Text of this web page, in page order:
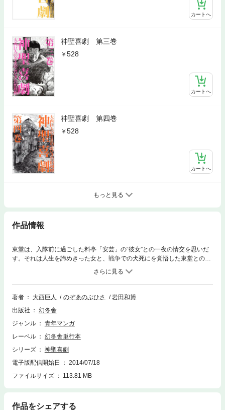
カートへ
神聖喜劇 第三巻
528
カートへ
神聖喜劇 第四巻
528
カートへ
もっと見る
作品情報
東堂は、入隊前に過ごした料亭「安芸」の“彼女”との一夜の情交を思いだ
す。それは人生を諦めきった女と、戦争での犬死にを覚悟した東堂との、
互いに斬り込むがごとき言葉と性の応酬だった。
著者 大西巨人 のぞゑのぶひさ
岩田和博
出版社
幻冬舎
ジャンル
青年マンガ
レーベル
幻冬舎単行本
シリーズ
神聖喜劇
電子版配信開始日
2014/07/18
ファイルサイズ
113.81 MB
作品をシェアする